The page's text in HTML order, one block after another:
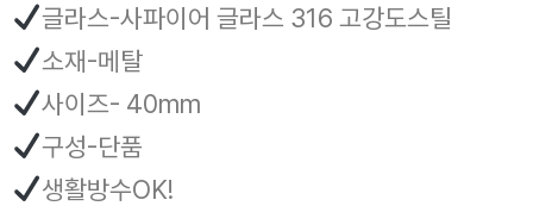
글라스-사파이어 글라스 316 고강도스틸
소재-메탈
사이즈- 40mm
구성-단품
생활방수OK!